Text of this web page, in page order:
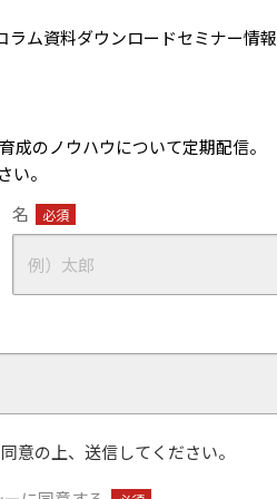
ラム資料ダウンロードセミナー情報
のノウハウについて定期配信。
。
名 必須
意の上、送信してください。